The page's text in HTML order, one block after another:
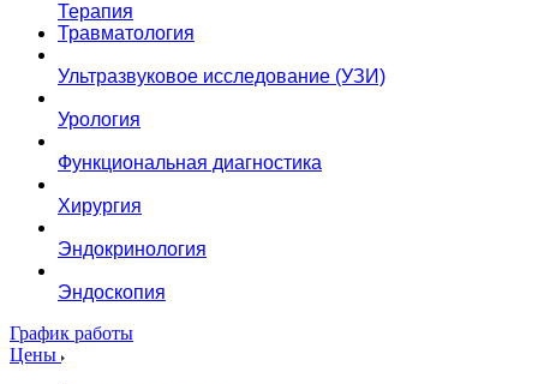
Терапия
Травматология
Ультразвуковое исследование (УЗИ)
Урология
Функциональная диагностика
Хирургия
Эндокринология
Эндоскопия
График работы
Цены